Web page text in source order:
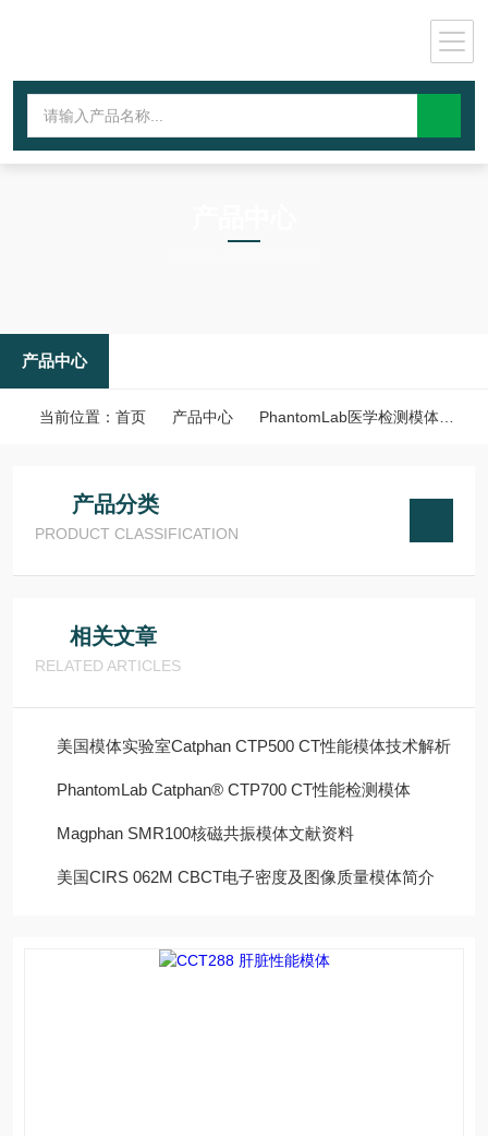
产品中心
当前位置： 首页 产品中心 PhantomLab医学检测模体
产品分类
PRODUCT CLASSIFICATION
相关文章
RELATED ARTICLES
美国模体实验室Catphan CTP500 CT性能模体技术解析
PhantomLab Catphan® CTP700 CT性能检测模体
Magphan SMR100核磁共振模体文献资料
美国CIRS 062M CBCT电子密度及图像质量模体简介